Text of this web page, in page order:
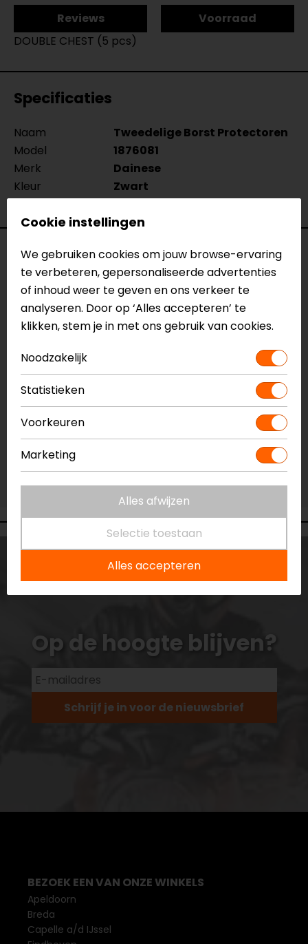
Reviews
Voorraad
DOUBLE CHEST (5 pcs)
Specificaties
Naam
Tweedelige Borst Protectoren
Model
1876081
Merk
Dainese
Kleur
Zwart
Voorraad
Vestiging Apeldoorn
Niet op voorraad
Vestiging Breda
Niet op voorraad
Vestiging Capelle a/d IJssel
Niet op voorraad
Vestiging Eindhoven
Niet op voorraad
Vestiging Vianen
Ruime voorraad
Op de hoogte blijven?
Schrijf je in voor de nieuwsbrief
Cookie instellingen
We gebruiken cookies om jouw browse-ervaring
te verbeteren, gepersonaliseerde advertenties
of inhoud weer te geven en ons verkeer te
analyseren. Door op ‘Alles accepteren’ te
klikken, stem je in met ons gebruik van cookies.
Noodzakelijk
Statistieken
Voorkeuren
Marketing
Alles afwijzen
Selectie toestaan
Alles accepteren
BEZOEK EEN VAN ONZE WINKELS
Apeldoorn
Breda
Capelle a/d IJssel